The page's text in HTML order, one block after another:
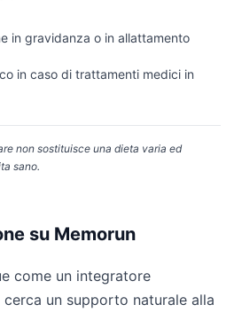
in gravidanza o in allattamento
in caso di trattamenti medici in
non sostituisce una dieta varia ed
sano.
su Memorun
come un integratore
un supporto naturale alla